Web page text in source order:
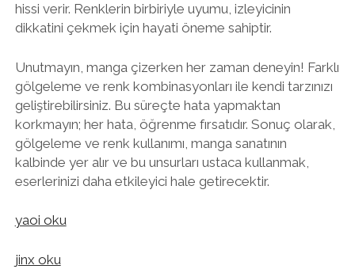
hissi verir. Renklerin birbiriyle uyumu, izleyicinin
dikkatini çekmek için hayati öneme sahiptir.
Unutmayın, manga çizerken her zaman deneyin! Farklı
gölgeleme ve renk kombinasyonları ile kendi tarzınızı
geliştirebilirsiniz. Bu süreçte hata yapmaktan
korkmayın; her hata, öğrenme fırsatıdır. Sonuç olarak,
gölgeleme ve renk kullanımı, manga sanatının
kalbinde yer alır ve bu unsurları ustaca kullanmak,
eserlerinizi daha etkileyici hale getirecektir.
yaoi oku
jinx oku